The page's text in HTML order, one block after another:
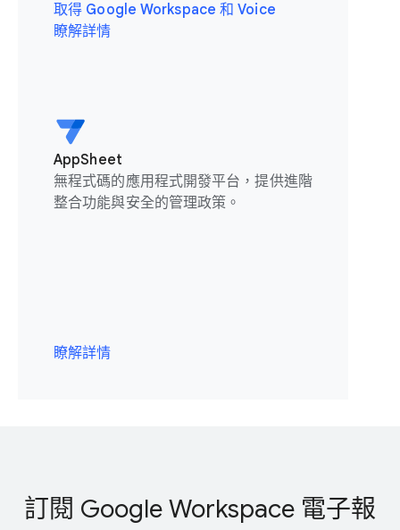
取得 Google Workspace 和 Voice
瞭解詳情
AppSheet
無程式碼的應用程式開發平台，提供進階
整合功能與安全的管理政策。
瞭解詳情
訂閱 Google Workspace 電子報